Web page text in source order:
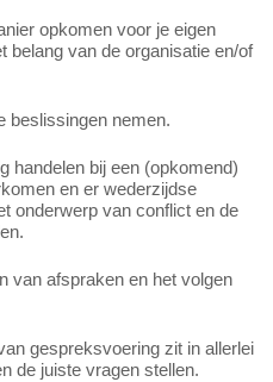
opkomen voor je eigen
belang van de organisatie en/of
beslissingen nemen.
handelen bij een (opkomend)
en er wederzijdse
onderwerp van conflict en de
van afspraken en het volgen
gespreksvoering zit in allerlei
de juiste vragen stellen.